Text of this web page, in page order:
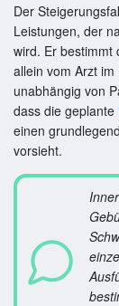
Der
Leistungen, der
wird. Er bestimmt
allein vom Arzt
unabhängig von
dass die geplante
einen
vorsieht.